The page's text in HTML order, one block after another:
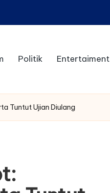
Politik Entertaiment
Tuntut Ujian Diulang